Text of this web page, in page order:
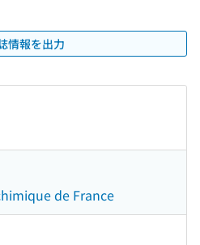
情報を出力
de France